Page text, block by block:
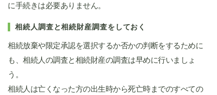
に手続きは必要ありません。
相続人調査と相続財産調査をしておく
相続放棄や限定承認を選択するか否かの判断をするために
も、相続人の調査と相続財産の調査は早めに行いましょ
う。
相続人は亡くなった方の出生時から死亡時までのすべての